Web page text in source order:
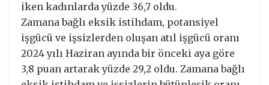
iken kadınlarda yüzde 36,7 oldu.
Zamana bağlı eksik istihdam, potansiyel
işgücü ve işsizlerden oluşan atıl işgücü oranı
2024 yılı Haziran ayında bir önceki aya göre
3,8 puan artarak yüzde 29,2 oldu. Zamana bağlı